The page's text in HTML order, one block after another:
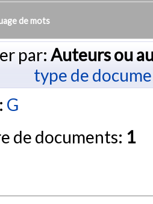
de mots
par: Auteurs ou
type de
G
de documents: 1